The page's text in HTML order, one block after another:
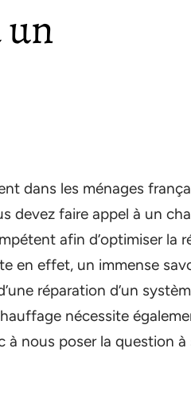
un
dans les ménages
devez faire appel à un
afin d’optimiser la
en effet, un immense
réparation d’un
nécessite
nous poser la question à